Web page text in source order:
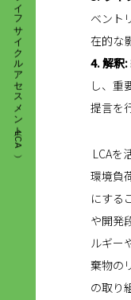
ベント
在的な
4. 解釈:
し、重
提言を
LCAを
環境負
にする
や開発
ルギー
棄物の
の取り